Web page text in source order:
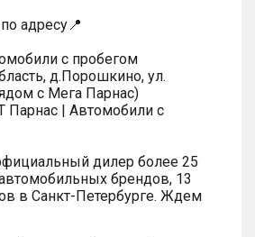
адресу📍
с пробегом
д.Порошкино, ул.
с Мега Парнас)
Парнас | Автомобили с
дилер более 25
брендов, 13
в Санкт-Петербурге. Ждем